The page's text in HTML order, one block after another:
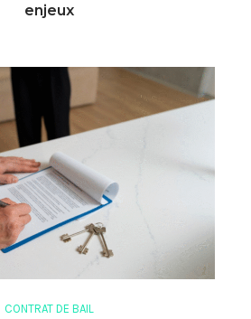
enjeux
CONTRAT DE BAIL